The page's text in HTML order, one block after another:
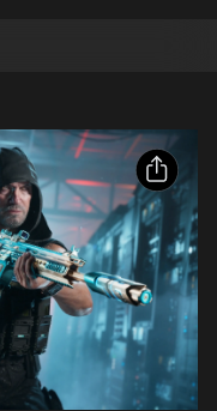
ツをいつでも更新、
ェア
メールアドレス
Facebook
リンクをコピー